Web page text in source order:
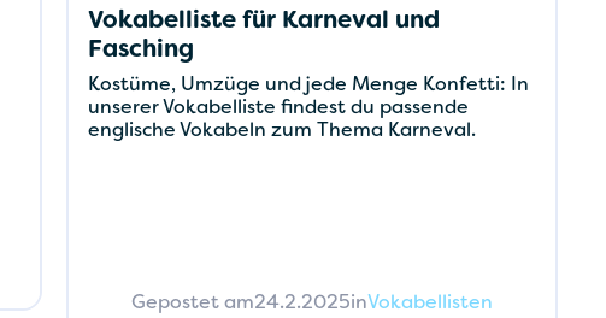
Vokabelliste für Karneval und
Fasching
Kostüme, Umzüge und jede Menge Konfetti: In
unserer Vokabelliste findest du passende
englische Vokabeln zum Thema Karneval.
Gepostet am24.2.2025inVokabellisten